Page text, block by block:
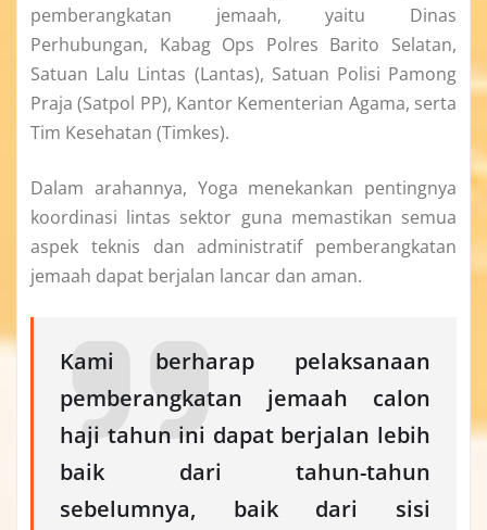
pemberangkatan jemaah, yaitu Dinas
Perhubungan, Kabag Ops Polres Barito Selatan,
Satuan Lalu Lintas (Lantas), Satuan Polisi Pamong
Praja (Satpol PP), Kantor Kementerian Agama, serta
Tim Kesehatan (Timkes).
Dalam arahannya, Yoga menekankan pentingnya
koordinasi lintas sektor guna memastikan semua
aspek teknis dan administratif pemberangkatan
jemaah dapat berjalan lancar dan aman.
Kami berharap pelaksanaan
pemberangkatan jemaah calon
haji tahun ini dapat berjalan lebih
baik dari tahun-tahun
sebelumnya, baik dari sisi